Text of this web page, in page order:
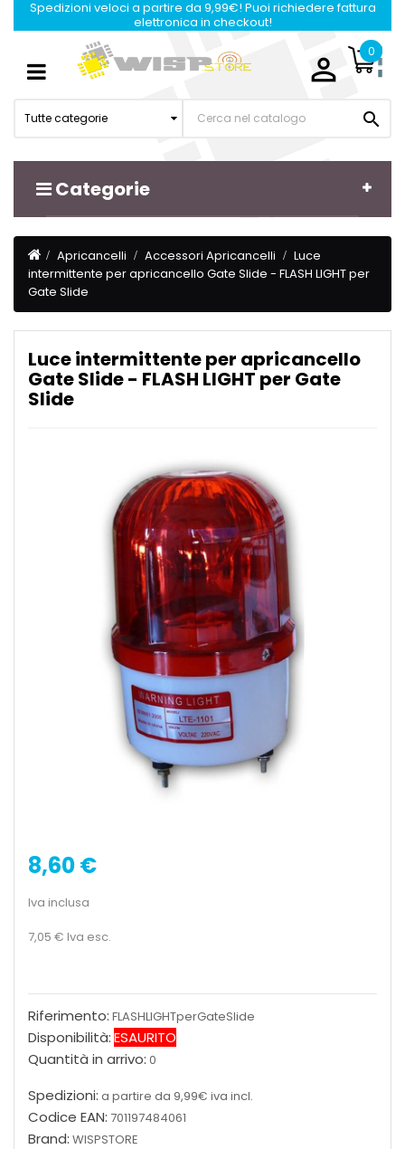
Spedizioni veloci a partire da 9,99€! Puoi richiedere fattura
elettronica in checkout!

0
Tutte categorie 
Categorie
Toggle
Apricancelli Accessori Apricancelli
Luce
intermittente per apricancello Gate Slide - FLASH LIGHT per
Gate Slide
Luce intermittente per apricancello
Gate Slide - FLASH LIGHT per Gate
Slide
8,60 €
Iva inclusa
7,05 € Iva esc.
Riferimento: FLASHLIGHTperGateSlide
Disponibilità:ESAURITO
Quantità in arrivo: 0
Spedizioni: a partire da 9,99€ iva incl.
Codice EAN: 701197484061
Brand: WISPSTORE